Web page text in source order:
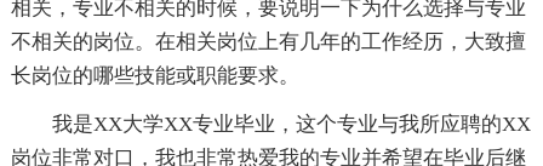
相关，专业不相关的时候，要说明一下为什么选择与专业
不相关的岗位。在相关岗位上有几年的工作经历，大致擅
长岗位的哪些技能或职能要求。
我是XX大学XX专业毕业，这个专业与我所应聘的XX
岗位非常对口，我也非常热爱我的专业并希望在毕业后继